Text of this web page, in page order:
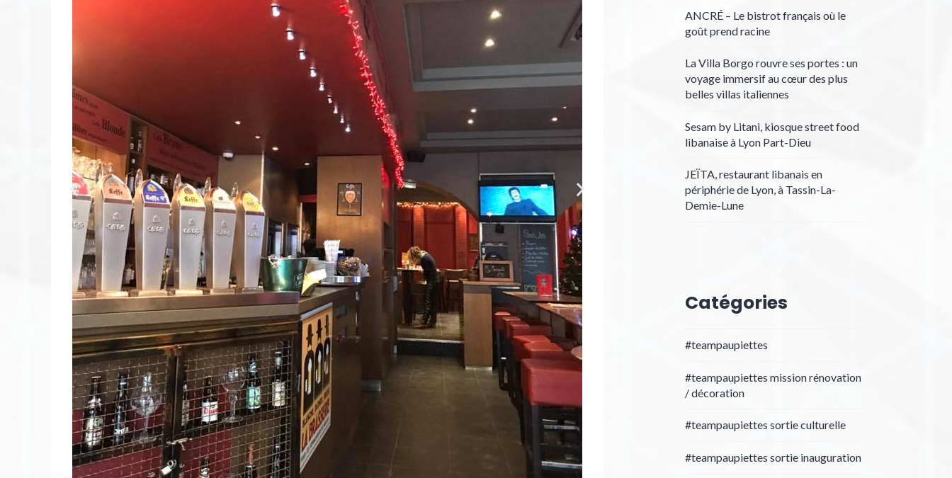
ANCRÉ – Le bistrot français où le
goût prend racine
La Villa Borgo rouvre ses portes : un
voyage immersif au cœur des plus
belles villas italiennes
Sesam by Litani, kiosque street food
libanaise à Lyon Part-Dieu
JEÏTA, restaurant libanais en
périphérie de Lyon, à Tassin-La-
Demie-Lune
Catégories
#teampaupiettes
#teampaupiettes mission rénovation
/ décoration
#teampaupiettes sortie culturelle
#teampaupiettes sortie inauguration